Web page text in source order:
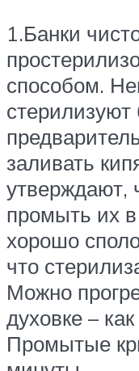
1.Банки
способом.
стерилизуют
заливать
утверждают,
промыть их
хорошо
что
Можно
духовке –
Промытые